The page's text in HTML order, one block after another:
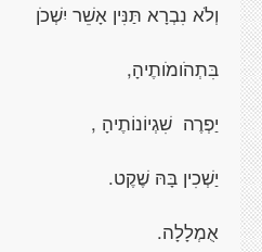
וְלֹא נִבְרָא תַּנִּין אָשֵׁר יִשְׁכֹן
בִּתְהֹומֹותֶיהָ,
יַפְרֶה שִׁגְיוֹנוֹתֶיהָ ,
יַשְׁכִין בָּהּ שֶׁקֶט.
אֻמְלָלָה.